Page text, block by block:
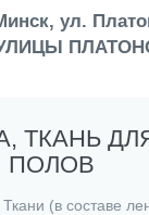
ул.
ТКАНЬ
ПОЛОВ
Ткани (в составе